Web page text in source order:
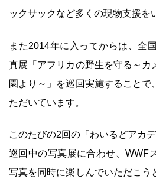
ックサックなど多くの現物支援を
また2014年に入ってからは、全
真展「アフリカの野生を守る～カ
園より～」を巡回実施することで
ただいています。
このたびの2回の「わいるどアカ
巡回中の写真展に合わせ、WWF
写真を同時に楽しんでいただこう